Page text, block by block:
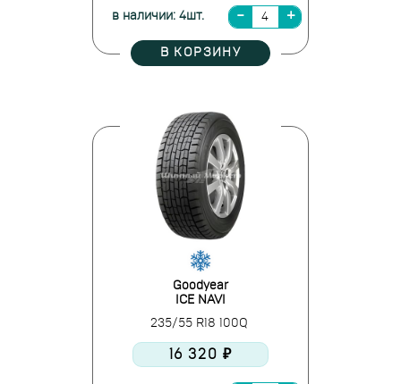
в наличии: 4шт.
В КОРЗИНУ
Goodyear
ICE NAVI
235/55 R18 100Q
16 320 ₽